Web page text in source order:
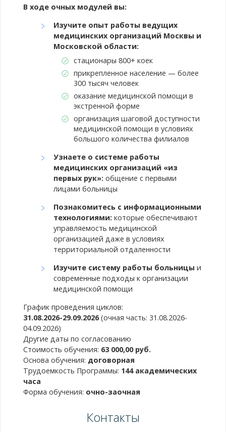
В ходе очных модулей вы:
Изучите опыт работы ведущих
медицинских организаций Москвы и
Московской области:
стационары 800+ коек
прикрепленное население — более
300 тысяч человек
оказание медицинской помощи в
экстренной форме
организация шаговой доступности
медицинской помощи в условиях
большого количества филиалов
Узнаете о системе работы
медицинских организаций «из
первых рук»: общение с первыми
лицами больницы
Познакомитесь с информационными
технологиями: которые обеспечивают
управляемость медицинской
организацией даже в условиях
территориальной отдаленности
Изучите систему работы больницы и
современные подходы к организации
медицинской помощи
График проведения циклов:
31.08.2026-29.09.2026(очная часть: 31.08.2026-
04.09.2026)
Другие даты по согласованию
Стоимость обучения: 63 000,00 руб.
Основа обучения: договорная
Трудоемкость Программы: 144 академических
часа
Форма обучения: очно-заочная
Контакты